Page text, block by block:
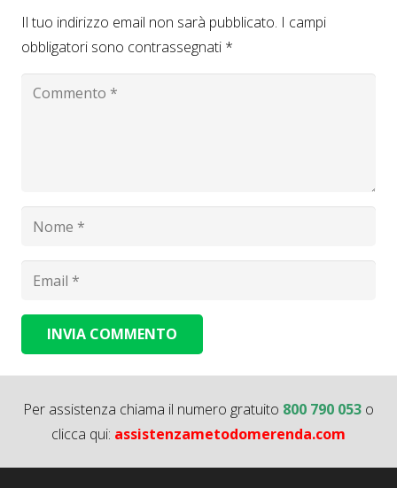
Il tuo indirizzo email non sarà pubblicato. I campi
obbligatori sono contrassegnati *
INVIA COMMENTO
Per assistenza chiama il numero gratuito 800 790 053 o
clicca qui: assistenzametodomerenda.com